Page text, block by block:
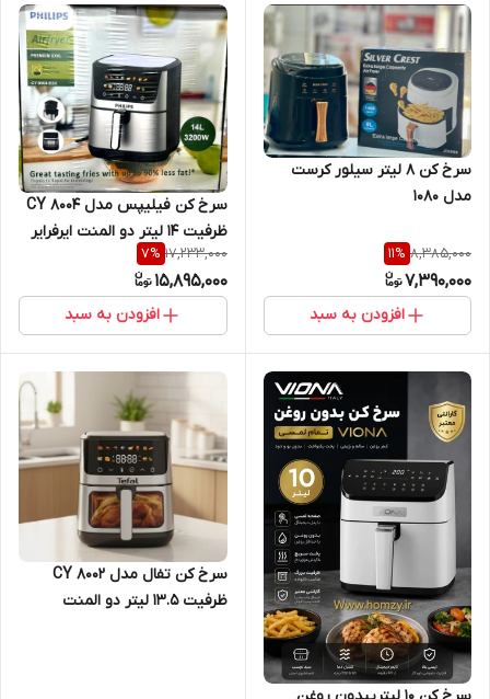
سرخ کن 8 لیتر سیلور کرست
مدل 1080
8,385,000
11%
7,390,000
افزودن به سبد
سرخ کن فیلیپس مدل CY 8004
ظرفیت ۱۴ لیتر دو المنت ایرفرایر
سبد جدا فلیپس ۸۰۰۴
17,233,000
7%
15,895,000
افزودن به سبد
سرخ کن تفال مدل CY 8002
ظرفیت ۱۳.۵ لیتر دو المنت